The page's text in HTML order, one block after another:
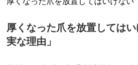
厚くなった爪を放置しては
実な理由」